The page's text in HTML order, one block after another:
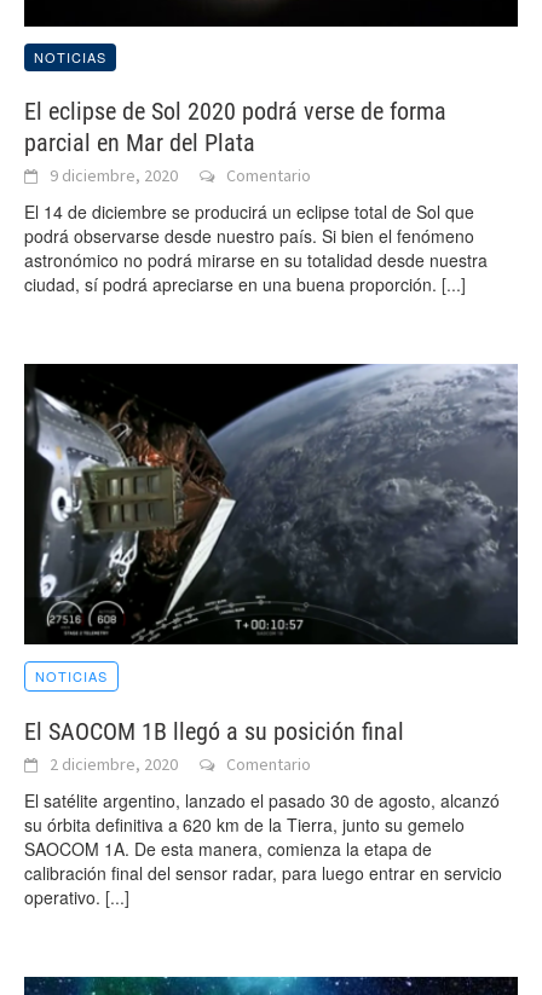
NOTICIAS
El eclipse de Sol 2020 podrá verse de forma
parcial en Mar del Plata
9 diciembre, 2020 Comentario
El 14 de diciembre se producirá un eclipse total de Sol que
podrá observarse desde nuestro país. Si bien el fenómeno
astronómico no podrá mirarse en su totalidad desde nuestra
ciudad, sí podrá apreciarse en una buena proporción. [...]
NOTICIAS
El SAOCOM 1B llegó a su posición final
2 diciembre, 2020 Comentario
El satélite argentino, lanzado el pasado 30 de agosto, alcanzó
su órbita definitiva a 620 km de la Tierra, junto su gemelo
SAOCOM 1A. De esta manera, comienza la etapa de
calibración final del sensor radar, para luego entrar en servicio
operativo. [...]